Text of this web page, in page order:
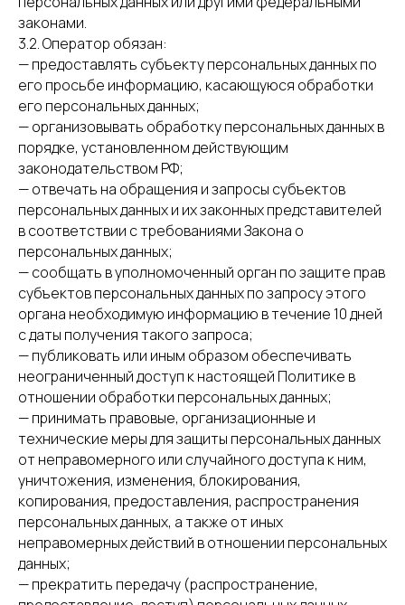
законами.
3.2. Оператор обязан:
— предоставлять субъекту персональных данных по
его просьбе информацию, касающуюся обработки
его персональных данных;
— организовывать обработку персональных данных в
порядке, установленном действующим
законодательством РФ;
— отвечать на обращения и запросы субъектов
персональных данных и их законных представителей
в соответствии с требованиями Закона о
персональных данных;
— сообщать в уполномоченный орган по защите прав
субъектов персональных данных по запросу этого
органа необходимую информацию в течение 10 дней
с даты получения такого запроса;
— публиковать или иным образом обеспечивать
неограниченный доступ к настоящей Политике в
отношении обработки персональных данных;
— принимать правовые, организационные и
технические меры для защиты персональных данных
от неправомерного или случайного доступа к ним,
уничтожения, изменения, блокирования,
копирования, предоставления, распространения
персональных данных, а также от иных
неправомерных действий в отношении персональных
данных;
— прекратить передачу (распространение,